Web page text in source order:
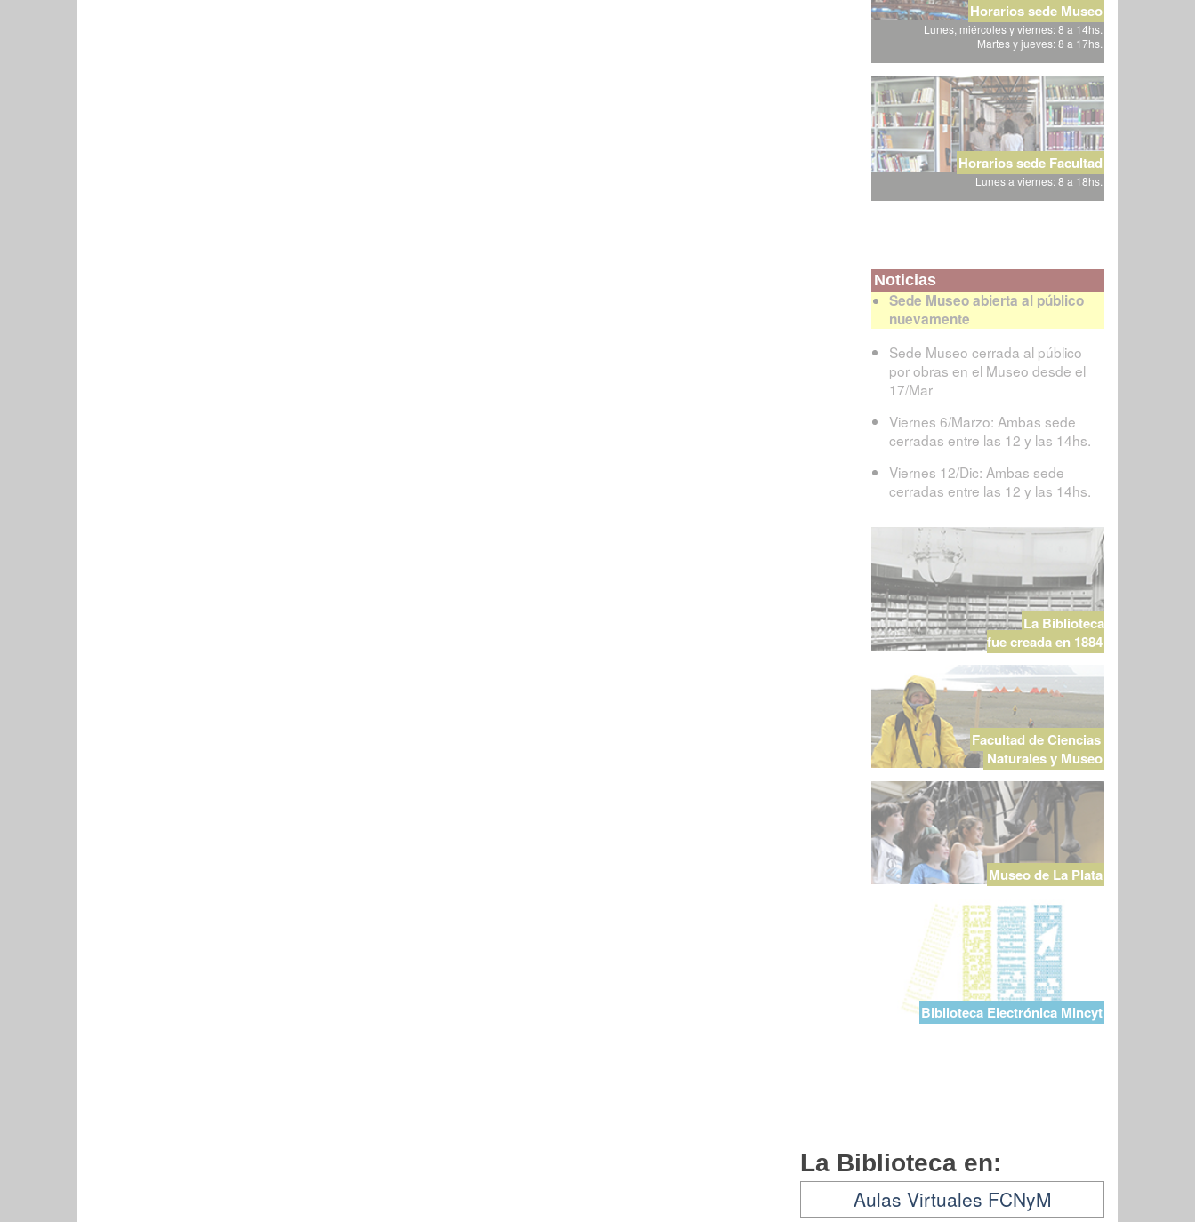
Horarios sede Museo
Lunes, miércoles y viernes: 8 a 14hs.
Martes y jueves: 8 a 17hs.
Horarios sede Facultad
Lunes a viernes: 8 a 18hs.
Noticias
Sede Museo abierta al público
nuevamente
Sede Museo cerrada al público
por obras en el Museo desde el
17/Mar
Viernes 6/Marzo: Ambas sede
cerradas entre las 12 y las 14hs.
Viernes 12/Dic: Ambas sede
cerradas entre las 12 y las 14hs.
La Biblioteca
fue creada en 1884
Facultad de Ciencias
Naturales y Museo
Museo de La Plata
Biblioteca Electrónica Mincyt
La Biblioteca en:
Aulas Virtuales FCNyM